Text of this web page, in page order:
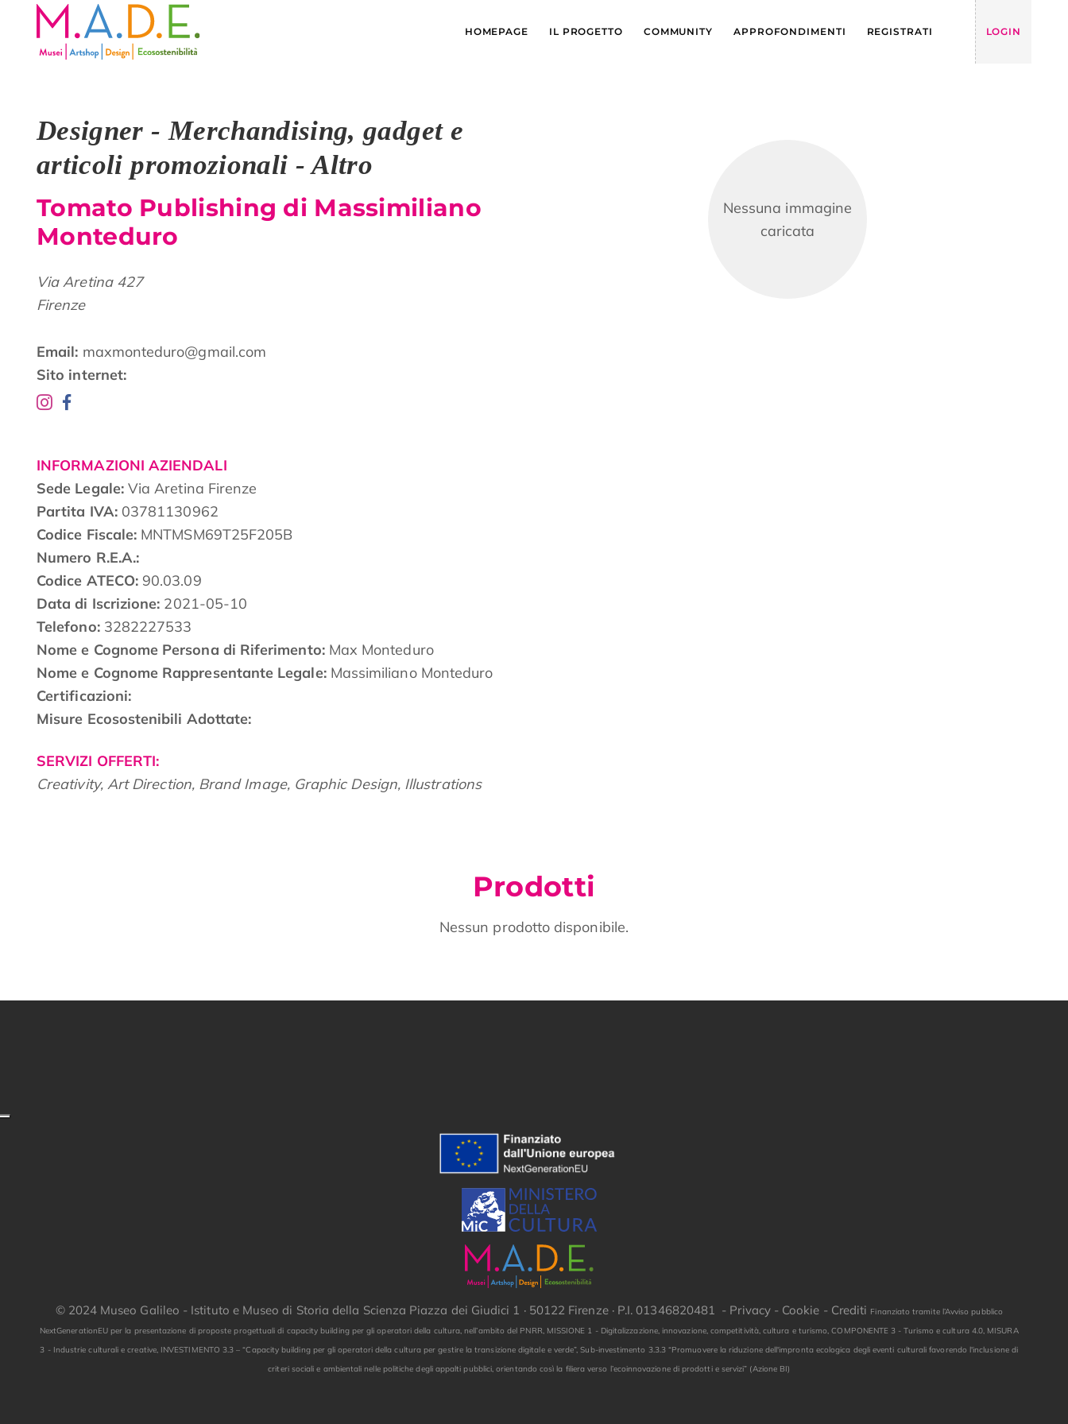
HOMEPAGE IL PROGETTO COMMUNITY APPROFONDIMENTI REGISTRATI LOGIN
Designer - Merchandising, gadget e
articoli promozionali - Altro
Tomato Publishing di Massimiliano
Monteduro
Via Aretina 427
Firenze
Email: maxmonteduro@gmail.com
Sito internet:
INFORMAZIONI AZIENDALI
Sede Legale:Via Aretina Firenze
Partita IVA:03781130962
Codice Fiscale: MNTMSM69T25F205B
Numero R.E.A.:
Codice ATECO:90.03.09
Data di Iscrizione: 2021-05-10
Telefono:3282227533
Nome e Cognome Persona di Riferimento:Max Monteduro
Nome e Cognome Rappresentante Legale:Massimiliano Monteduro
Certificazioni:
Misure Ecosostenibili Adottate:
SERVIZI OFFERTI:
Creativity, Art Direction, Brand Image, Graphic Design, Illustrations
Nessuna immagine
caricata
Prodotti
Nessun prodotto disponibile.
© 2024 Museo Galileo - Istituto e Museo di Storia della Scienza Piazza dei Giudici 1 · 50122 Firenze · P.I. 01346820481 - Privacy- Cookie - Crediti Finanziato tramite l’Avviso pubblico
NextGenerationEU per la presentazione di proposte progettuali di capacity building per gli operatori della cultura, nell’ambito del PNRR, MISSIONE 1 - Digitalizzazione, innovazione, competitività, cultura e turismo, COMPONENTE 3 - Turismo e cultura 4.0, MISURA
3 - Industrie culturali e creative, INVESTIMENTO 3.3 – “Capacity building per gli operatori della cultura per gestire la transizione digitale e verde”, Sub-investimento 3.3.3 “Promuovere la riduzione dell'impronta ecologica degli eventi culturali favorendo l'inclusione di
criteri sociali e ambientali nelle politiche degli appalti pubblici, orientando così la filiera verso l’ecoinnovazione di prodotti e servizi” (Azione BI)